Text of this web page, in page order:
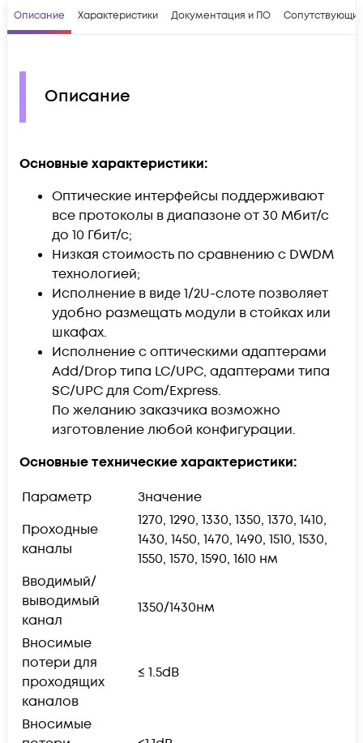
Описание Характеристики Документация и ПО
Описание
Основные характеристики:
Оптические интерфейсы поддерживают
все протоколы в диапазоне от 30 Мбит/с
до 10 Гбит/с;
Низкая стоимость по сравнению с DWDM
технологией;
Исполнение в виде 1/2U-слоте позволяет
удобно размещать модули в стойках или
шкафах.
Исполнение с оптическими адаптерами
Add/Drop типа LC/UPC, адаптерами типа
SC/UPC для Com/Express.
По желанию заказчика возможно
изготовление любой конфигурации.
Основные технические характеристики:
Параметр
Значение
Проходные
каналы
1270, 1290, 1330, 1350, 1370, 1410,
1430, 1450, 1470, 1490, 1510, 1530,
1550, 1570, 1590, 1610 нм
Вводимый/
выводимый
канал
1350/1430нм
Вносимые
потери для
проходящих
каналов
≤ 1.5dB
Вносимые